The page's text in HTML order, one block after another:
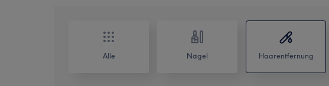
Alle Nägel Haarentfernung